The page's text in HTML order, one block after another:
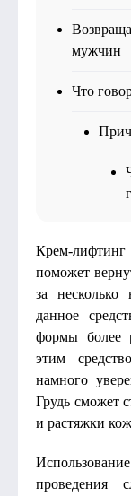
мужчин
Что
Крем-
поможет
за несколько
данное
формы более
этим
намного
Грудь сможет
и растяжки
проведения